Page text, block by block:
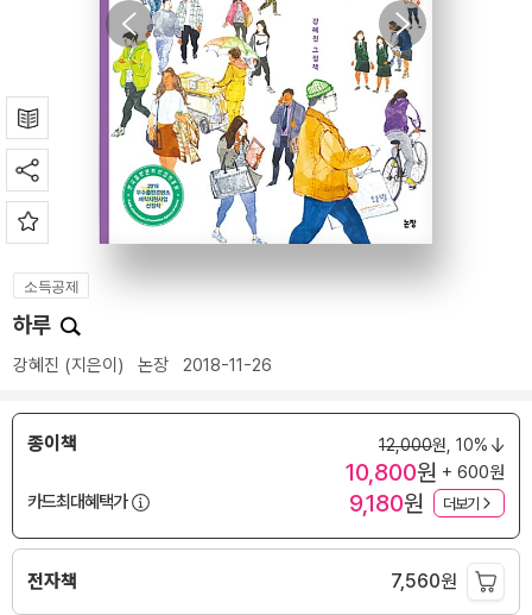
소득공제
하루
강혜진 (지은이) 논장 2018-11-26
종이책 12,000원, 10%
10,800원 + 600원
카드최대혜택가
9,180원 더보기
전자책 7,560원